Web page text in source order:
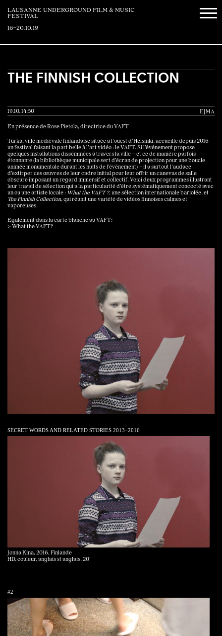
LAUSANNE UNDERGROUND FILM & MUSIC
FESTIVAL
16–20.10.19
THE FINNISH COLLECTION
19.10, 14:30 EJMA
En présence de Rose Pietola, directrice du VAFT
Turku, ville médiévale finlandaise située à l’ouest d’Helsinki, accueille depuis 2016
un festival faisant la part belle à l’art vidéo : le VAFT. Si l’événement propose
quelques installations disséminées à travers la ville – et ce de manière parfois
étonnante (la bibliothèque municipale sert d’écran de projection pour une boucle
animée monumentale durant les nuits de l’événement) – il a surtout l’audace
d’extirper ces œuvres de leur cadre initial pour leur offrir un canevas de salle
obscure imposant un regard immersif et collectif. Voici deux programmes illustrant
leur travail de sélection qui a la particularité d’être systématiquement concocté avec
un ou une artiste locale : What the VAFT ?, une sélection internationale bariolée, et
The Finnish Collection, qui réunit une variété de vidéos finnoises calmes et
vaporeuses.
Egalement dans la carte blanche au VAFT:
> What the VAFT?
SECRET WORDS AND RELATED STORIES 2013–2016
Jonna Kina, 2016, Finlande
HD, couleur, anglais st anglais, 20’
#2